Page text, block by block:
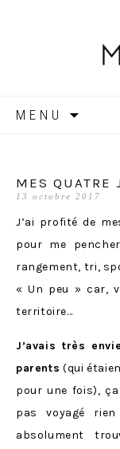
MENU
MES QUATRE
13 octobre 2017
J’ai profité de
pour me
rangement, tri,
« Un peu » car,
territoire…
J’avais très
parents (qui
pour une fois),
pas voyagé
absolument